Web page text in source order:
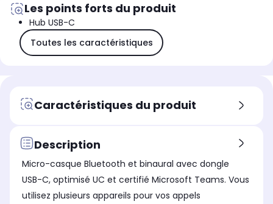
Les points forts du produit
Hub USB-C
Toutes les caractéristiques
Caractéristiques du produit
Description
Micro-casque Bluetooth et binaural avec dongle
USB-C, optimisé UC et certifié Microsoft Teams. Vous
utilisez plusieurs appareils pour vos appels